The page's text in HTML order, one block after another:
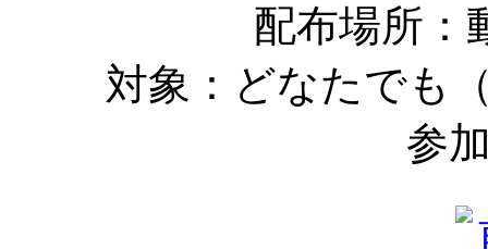
配布場所：
対象：どなたでも
参